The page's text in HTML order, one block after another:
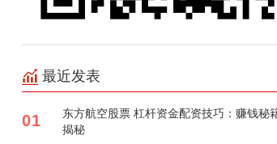
最近发表
01
东方航空股票 杠杆资金配资技巧：赚钱秘
揭秘